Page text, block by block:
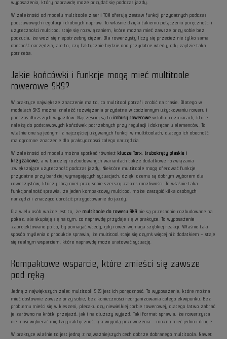
wyposażenia, który naprawdę może przydać się podczas jazdy.
W zależności od modelu multitoole z serii TOM oferują zestaw funkcji przydatnych podczas
podstawowych regulacji i drobnych napraw. To właśnie dzięki takiemu połączeniu poręczności i
użyteczności multitool staje się rozwiązaniem, które można mieć zawsze przy sobie bez
poczucia, że wozi się niepotrzebny ciężar. Dla rowerzysty liczy się przecież nie tylko sama
obecność narzędzia, ale to, czy faktycznie będzie ono przydatne wtedy, gdy zajdzie taka
potrzeba.
Jakie końcówki i funkcje mogą mieć multitoole
rowerowe SKS?
W praktyce największe znaczenie ma to, co multitool potrafi zrobić na trasie. Dlatego w
modelach SKS można znaleźć rozwiązania przydatne w codziennym użytkowaniu roweru i
podczas dłuższych wyjazdów. Najczęściej są toimbusy rowerowe w kilku rozmiarach, które
należą do podstawowych końcówek potrzebnych przy regulacji i dokręcaniu elementów. To
właśnie one są jednymi z najczęściej używanych funkcji w multitoolach, dlatego ich obecność
ma ogromne znaczenie dla praktyczności całego narzędzia.
W zależności od modelu można spotkać również klucze Torx,śrubokręty płaskie i
krzyżakowe, a w bardziej rozbudowanych wariantach także dodatkowe rozwiązania
zwiększające użyteczność podczas jazdy. Niektóre multitoole mogą oferować funkcje
przydatne przy bardziej wymagających sytuacjach, dzięki czemu są dobrym wyborem dla
rowerzystów, którzy chcą mieć przy sobie szerszy zakres możliwości. To właśnie taka
funkcjonalność sprawia, że jeden kompaktowy multitool może zastąpić kilka osobnych
narzędzi i znacząco uprościć przygotowanie do jazdy.
Dla wielu osób ważne jest to, żemultitoole do roweru SKS nie są przesadnie rozbudowane na
pokaz, ale skupiają się na tym, co naprawdę przydaje się w praktyce. To wyposażenie
zaprojektowane po to, by pomagać wtedy, gdy rower wymaga szybkiej reakcji. Właśnie taki
sposób myślenia o produkcie sprawia, że multitool staje się czymś więcej niż dodatkiem – staje
się realnym wsparciem, które naprawdę może uratować sytuację.
Kompaktowe wsparcie, które zmieści się zawsze
pod ręką
Jedną z największych zalet multitooli SKS jest ich poręczność. To wyposażenie, które można
mieć dosłownie zawsze przy sobie, bez konieczności reorganizowania całego ekwipunku. Bez
problemu mieści się w kieszeni, plecaku czy niewielkiej torbie rowerowej, dlatego łatwo zabrać
je zarówno na krótki przejazd, jak i na dłuższy wyjazd. Taki format sprawia, że rowerzysta
nie musi wybierać między praktycznością a wygodą przewożenia – można mieć jedno i drugie.
W praktyce właśnie to jest jedną z najważniejszych cech dobrze dobranego multitoola. Nawet